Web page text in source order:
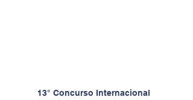
13° Concurso Internacional